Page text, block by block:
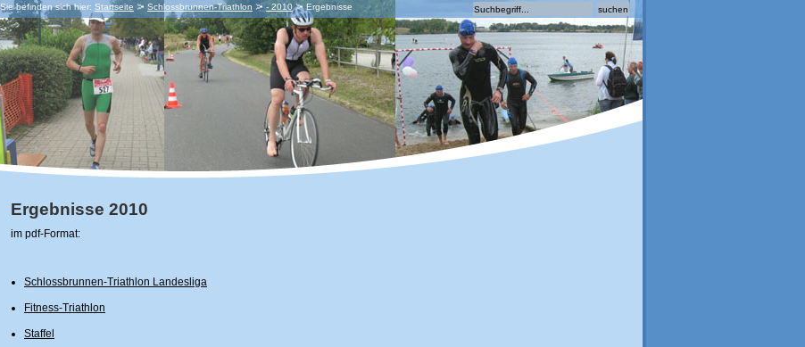
Sie befinden sich hier: Startseite Schlossbrunnen-Triathlon - 2010 Ergebnisse
Ergebnisse 2010
im pdf-Format:
Schlossbrunnen-Triathlon Landesliga
Fitness-Triathlon
Staffel